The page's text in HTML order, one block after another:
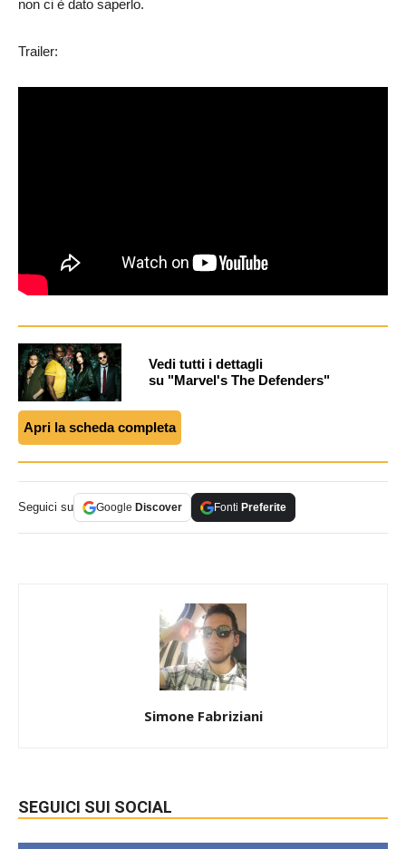
non ci è dato saperlo.
Trailer:
Vedi tutti i dettagli
su "Marvel's The Defenders"
Apri la scheda completa
Seguici su Google Discover Fonti Preferite
Simone Fabriziani
SEGUICI SUI SOCIAL